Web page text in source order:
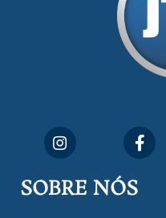
fundado para ser uma
cidadãos valinhenses, já
assumindo o papel de ser